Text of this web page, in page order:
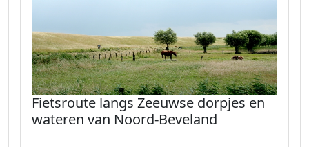
Fietsroute langs Zeeuwse dorpjes en
wateren van Noord-Beveland